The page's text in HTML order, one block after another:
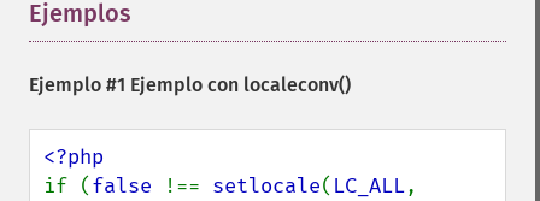
Ejemplos
Ejemplo #1 Ejemplo con localeconv()
if (false !== setlocale( LC_ALL